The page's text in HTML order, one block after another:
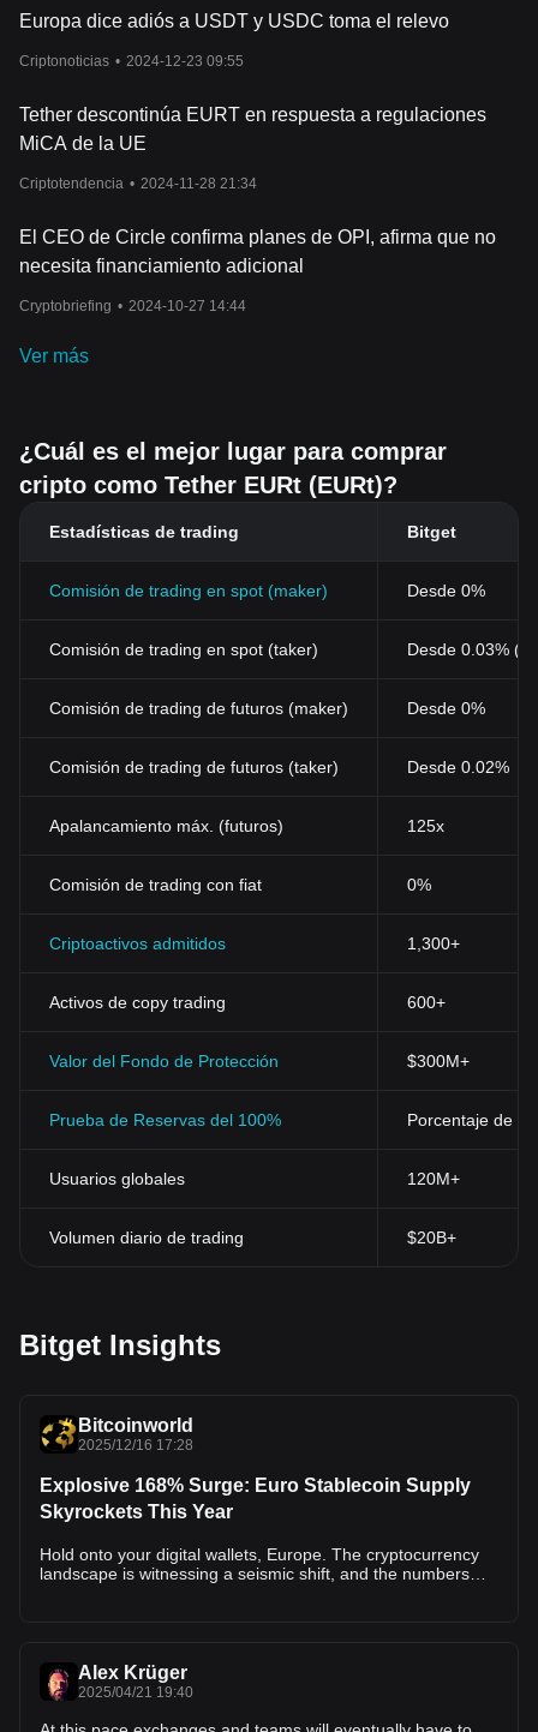
Europa dice adiós a USDT y USDC toma el relevo
Criptonoticias • 2024-12-23 09:55
Tether descontinúa EURT en respuesta a regulaciones
MiCA de la UE
Criptotendencia • 2024-11-28 21:34
El CEO de Circle confirma planes de OPI, afirma que no
necesita financiamiento adicional
Cryptobriefing • 2024-10-27 14:44
Ver más
¿Cuál es el mejor lugar para comprar
cripto como Tether EURt (EURt)?
Estadísticas de trading Bitget
Comisión de trading en spot (maker) Desde 0%
Comisión de trading en spot (taker) Desde 0.03%
Comisión de trading de futuros (maker) Desde 0%
Comisión de trading de futuros (taker) Desde 0.02%
Apalancamiento máx. (futuros) 125x
Comisión de trading con fiat 0%
Criptoactivos admitidos 1,300+
Activos de copy trading 600+
Valor del Fondo de Protección $300M+
Prueba de Reservas del 100% Porcentaje de
Usuarios globales 120M+
Volumen diario de trading $20B+
Bitget Insights
Bitcoinworld
2025/12/16 17:28
Explosive 168% Surge: Euro Stablecoin Supply
Skyrockets This Year
Hold onto your digital wallets, Europe. The cryptocurrency
landscape is witnessing a seismic shift, and the numbers
embracing digital euros with unprecedented enthusiasm.
Let’s dive into what this surge means and why it matters for
Supply Boom? The figures are compelling. The circulating
Alex Krüger
2025/04/21 19:40